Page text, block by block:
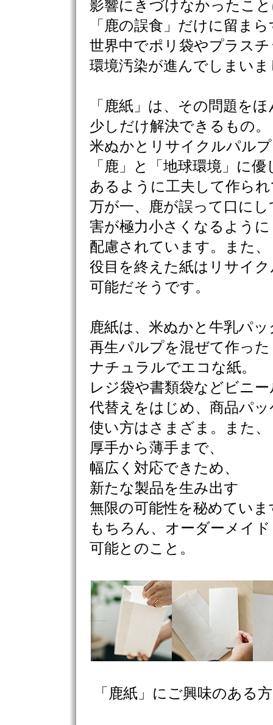
影響にきづけなかったこ
「鹿の誤食」だけに留まら
世界中でポリ袋やプラス
環境汚染が進んでしまいま
「鹿紙」は、その問題をほ
少しだけ解決できるもの。
米ぬかとリサイクルパル
「鹿」と「地球環境」に
あるように工夫して作ら
万が一、鹿が誤って口にし
害が極力小さくなるように
配慮されています。また、
役目を終えた紙はリサイ
可能だそうです。
鹿紙は、米ぬかと牛乳パッ
再生パルプを混ぜて作った
ナチュラルでエコな紙。
レジ袋や書類袋などビニ
代替えをはじめ、商品パ
使い方はさまざま。また、
厚手から薄手まで、
幅広く対応できため、
新たな製品を生み出す
無限の可能性を秘めていま
もちろん、オーダーメイ
可能とのこと。
「鹿紙」にご興味のある